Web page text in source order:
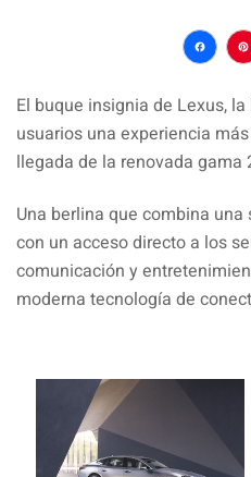
El buque insignia de Lexus,
usuarios una experiencia
llegada de la renovada gama
Una berlina que combina
con un acceso directo a los
comunicación y
moderna tecnología de